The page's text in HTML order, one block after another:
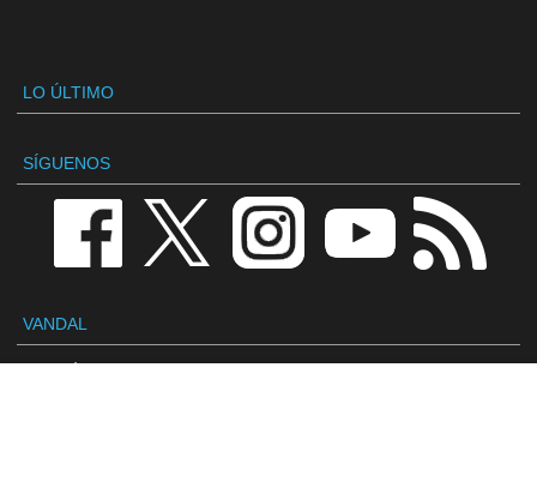
LO ÚLTIMO
SÍGUENOS
VANDAL
Redacción